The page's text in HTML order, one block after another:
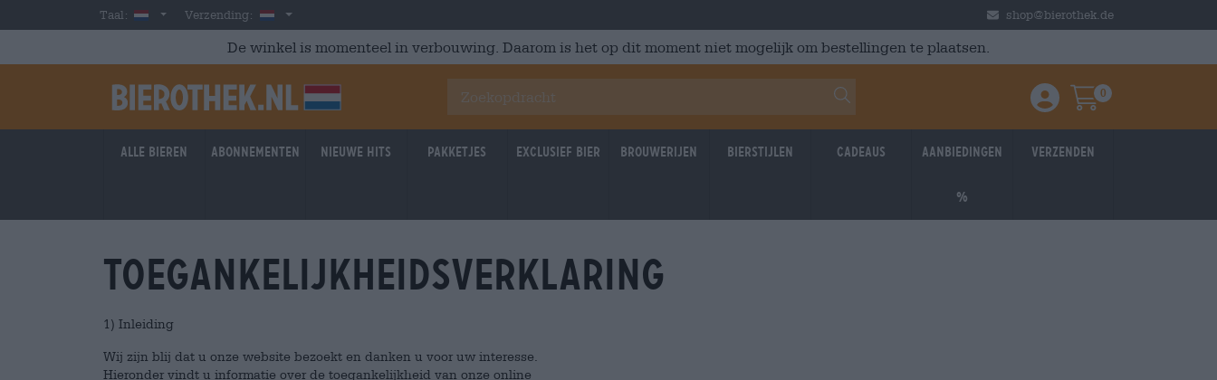
Skip to main content
Taal: DutchVerzending: Nederland shop@bierothek.de
De winkel is momenteel in verbouwing. Daarom is het op dit moment niet mogelijk om bestellingen te plaatsen.
Einloggen / Anmelden
Warenkorb
0
Alle bieren Abonnementen Nieuwe hits Pakketjes Exclusief Bier Brouwerijen Bierstijlen Cadeaus Aanbiedingen
%
Verzenden
Toegankelijkheidsverklaring
1) Inleiding
Wij zijn blij dat u onze website bezoekt en danken u voor uw interesse.
Hieronder vindt u informatie over de toegankelijkheid van onze online